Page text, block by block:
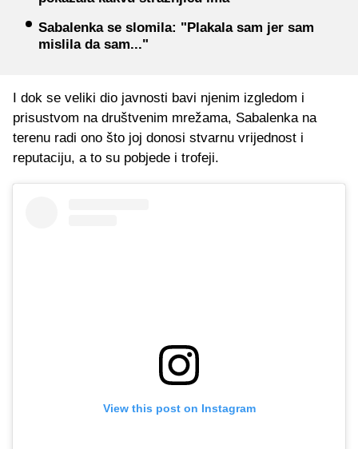
Sabalenka se slomila: "Plakala sam jer sam
mislila da sam..."
I dok se veliki dio javnosti bavi njenim izgledom i
prisustvom na društvenim mrežama, Sabalenka na
terenu radi ono što joj donosi stvarnu vrijednost i
reputaciju, a to su pobjede i trofeji.
View this post on Instagram